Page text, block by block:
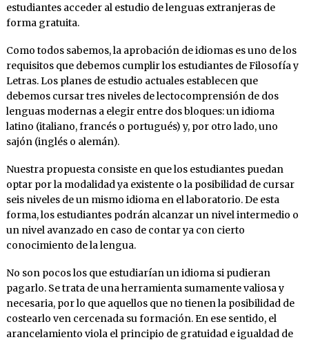
estudiantes acceder al estudio de lenguas extranjeras de
forma gratuita.
Como todos sabemos, la aprobación de idiomas es uno de los
requisitos que debemos cumplir los estudiantes de Filosofía y
Letras. Los planes de estudio actuales establecen que
debemos cursar tres niveles de lectocomprensión de dos
lenguas modernas a elegir entre dos bloques: un idioma
latino (italiano, francés o portugués) y, por otro lado, uno
sajón (inglés o alemán).
Nuestra propuesta consiste en que los estudiantes puedan
optar por la modalidad ya existente o la posibilidad de cursar
seis niveles de un mismo idioma en el laboratorio. De esta
forma, los estudiantes podrán alcanzar un nivel intermedio o
un nivel avanzado en caso de contar ya con cierto
conocimiento de la lengua.
No son pocos los que estudiarían un idioma si pudieran
pagarlo. Se trata de una herramienta sumamente valiosa y
necesaria, por lo que aquellos que no tienen la posibilidad de
costearlo ven cercenada su formación. En ese sentido, el
arancelamiento viola el principio de gratuidad e igualdad de